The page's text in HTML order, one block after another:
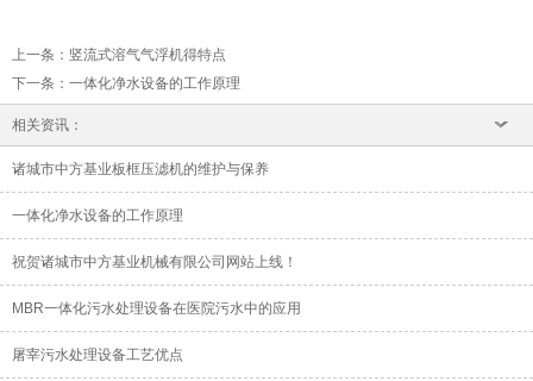
上一条 ： 竖流式溶气气浮机得特点
下一条 ： 一体化净水设备的工作原理
相关资讯：
诸城市中方基业板框压滤机的维护与保养
一体化净水设备的工作原理
祝贺诸城市中方基业机械有限公司网站上线！
MBR一体化污水处理设备在医院污水中的应用
屠宰污水处理设备工艺优点